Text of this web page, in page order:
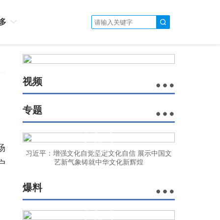
视频
专题
习近平：增强文化自觉坚定文化自信 展示中国文
艺新气象铸就中华文化新辉煌
爆料